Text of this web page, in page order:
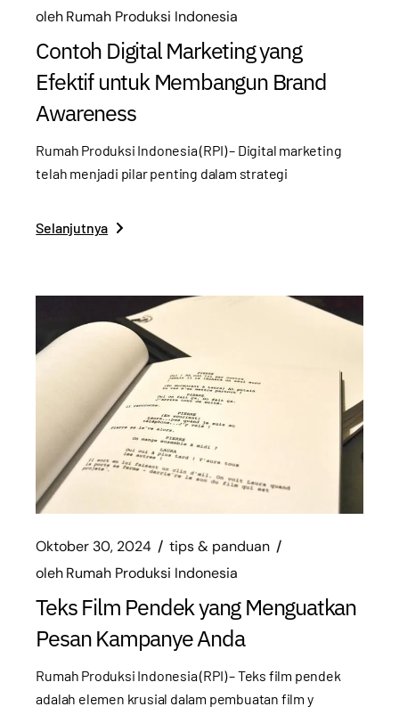
olehRumah Produksi Indonesia
Contoh Digital Marketing yang
Efektif untuk Membangun Brand
Awareness
Rumah Produksi Indonesia (RPI) – Digital marketing
telah menjadi pilar penting dalam strategi
Selanjutnya
Oktober 30, 2024
tips & panduan
olehRumah Produksi Indonesia
Teks Film Pendek yang Menguatkan
Pesan Kampanye Anda
Rumah Produksi Indonesia (RPI) – Teks film pendek
adalah elemen krusial dalam pembuatan film y